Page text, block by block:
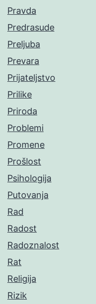
Pravda
Predrasude
Preljuba
Prevara
Prijateljstvo
Prilike
Priroda
Problemi
Promene
Prošlost
Psihologija
Putovanja
Rad
Radost
Radoznalost
Rat
Religija
Rizik